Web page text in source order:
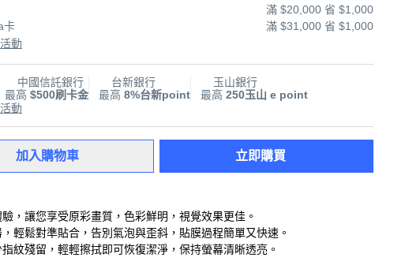
滿 $20,000 省 $1,000
卡
滿 $31,000 省 $1,000
動
中國信託銀行
最高 $500刷卡金
台新銀行
最高 8%台新point
玉山銀行
最高 250玉山 e point
動
加入購物車 立即購買
，讓您享受原彩畫質，色彩鮮明，視覺效果更佳。
輕鬆對準貼合，告別氣泡與歪斜，貼膜過程簡單又快速。
紋殘留，輕輕擦拭即可恢復潔淨，保持螢幕清晰透亮。